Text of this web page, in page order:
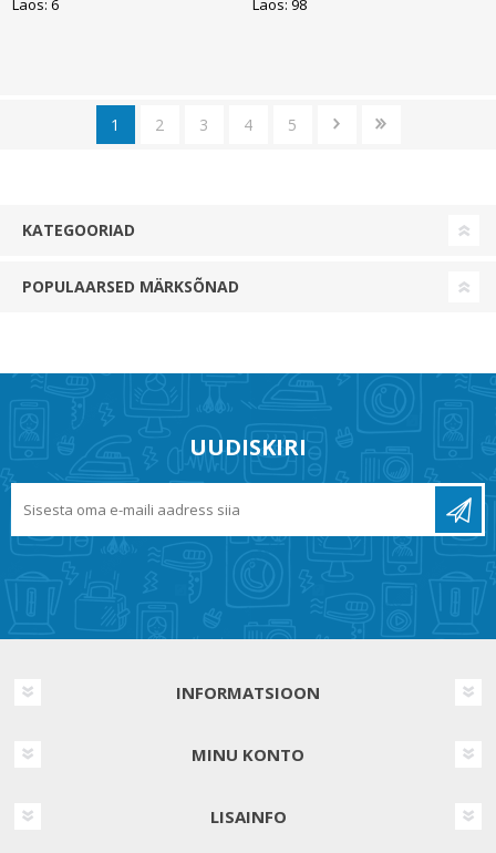
Laos: 6
Laos: 98
1 2 3 4 5
KATEGOORIAD
POPULAARSED MÄRKSÕNAD
UUDISKIRI
INFORMATSIOON
MINU KONTO
LISAINFO